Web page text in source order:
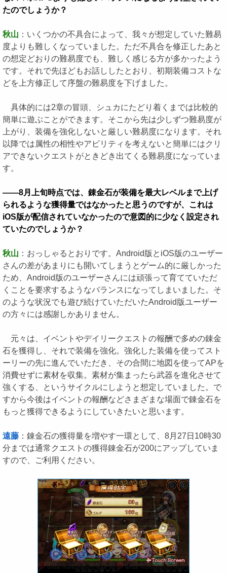
たのでしょうか？
秋山 ：いくつかの不具合によって、我々が想定していた難易
度よりも難しくなっていました。ただ不具合を修正したあと
の想定どおりの難易度でも、難しく感じる方が多かったよう
です。それで先ほどもお話ししたとおり、初期装備コストな
どを上方修正して序盤の難易度を下げました。
具体的には2章の冒頭、シュカにたどり着くまでは比較的
簡単に遊ぶことができます。そこから先は少しずつ難易度が
上がり、装備を強化しないと厳しい難易度になります。それ
以降では属性の相性やアビリティを考えないと簡単にはクリ
アできないクエストがときどき出てくる難易度になっていま
す。
――8月上旬時点では、錬金石が装備を最大レベルまで上げ
られるような獲得量ではなかったと思うのですが、これは
iOS版が配信されていなかったので意図的に少なく設定され
ていたのでしょうか？
秋山 ：おっしゃるとおりです。Android版とiOS版のユーザー
さんの差があまりにも開いてしまうとゲーム的に厳しかった
ため、Android版のユーザーさんには頑張って育てていただ
くことを要求するようなバランスになってしまいました。そ
のような状況でも遊び続けていただいたAndroid版ユーザー
の方々には感謝しかありません。
元々は、イベントやデイリークエストの報酬で多めの錬金
石を獲得し、それで装備を強化。強化した装備を使ってスト
ーリーの先に進んでいただき、その合間に地図を使ってAPを
消費せずに素材を収集。素材が集まったら武器を進化させて
強くする、というサイクルにしようと想定していました。で
すから今後はイベントの報酬などさまざまな場面で錬金石を
もっと獲得できるようにしていきたいと思います。
遠藤 ：錬金石の獲得量を増やす一環として、8月27日10時30
分までは通常クエストの獲得錬金石が200にアップしていま
すので、ご利用ください。